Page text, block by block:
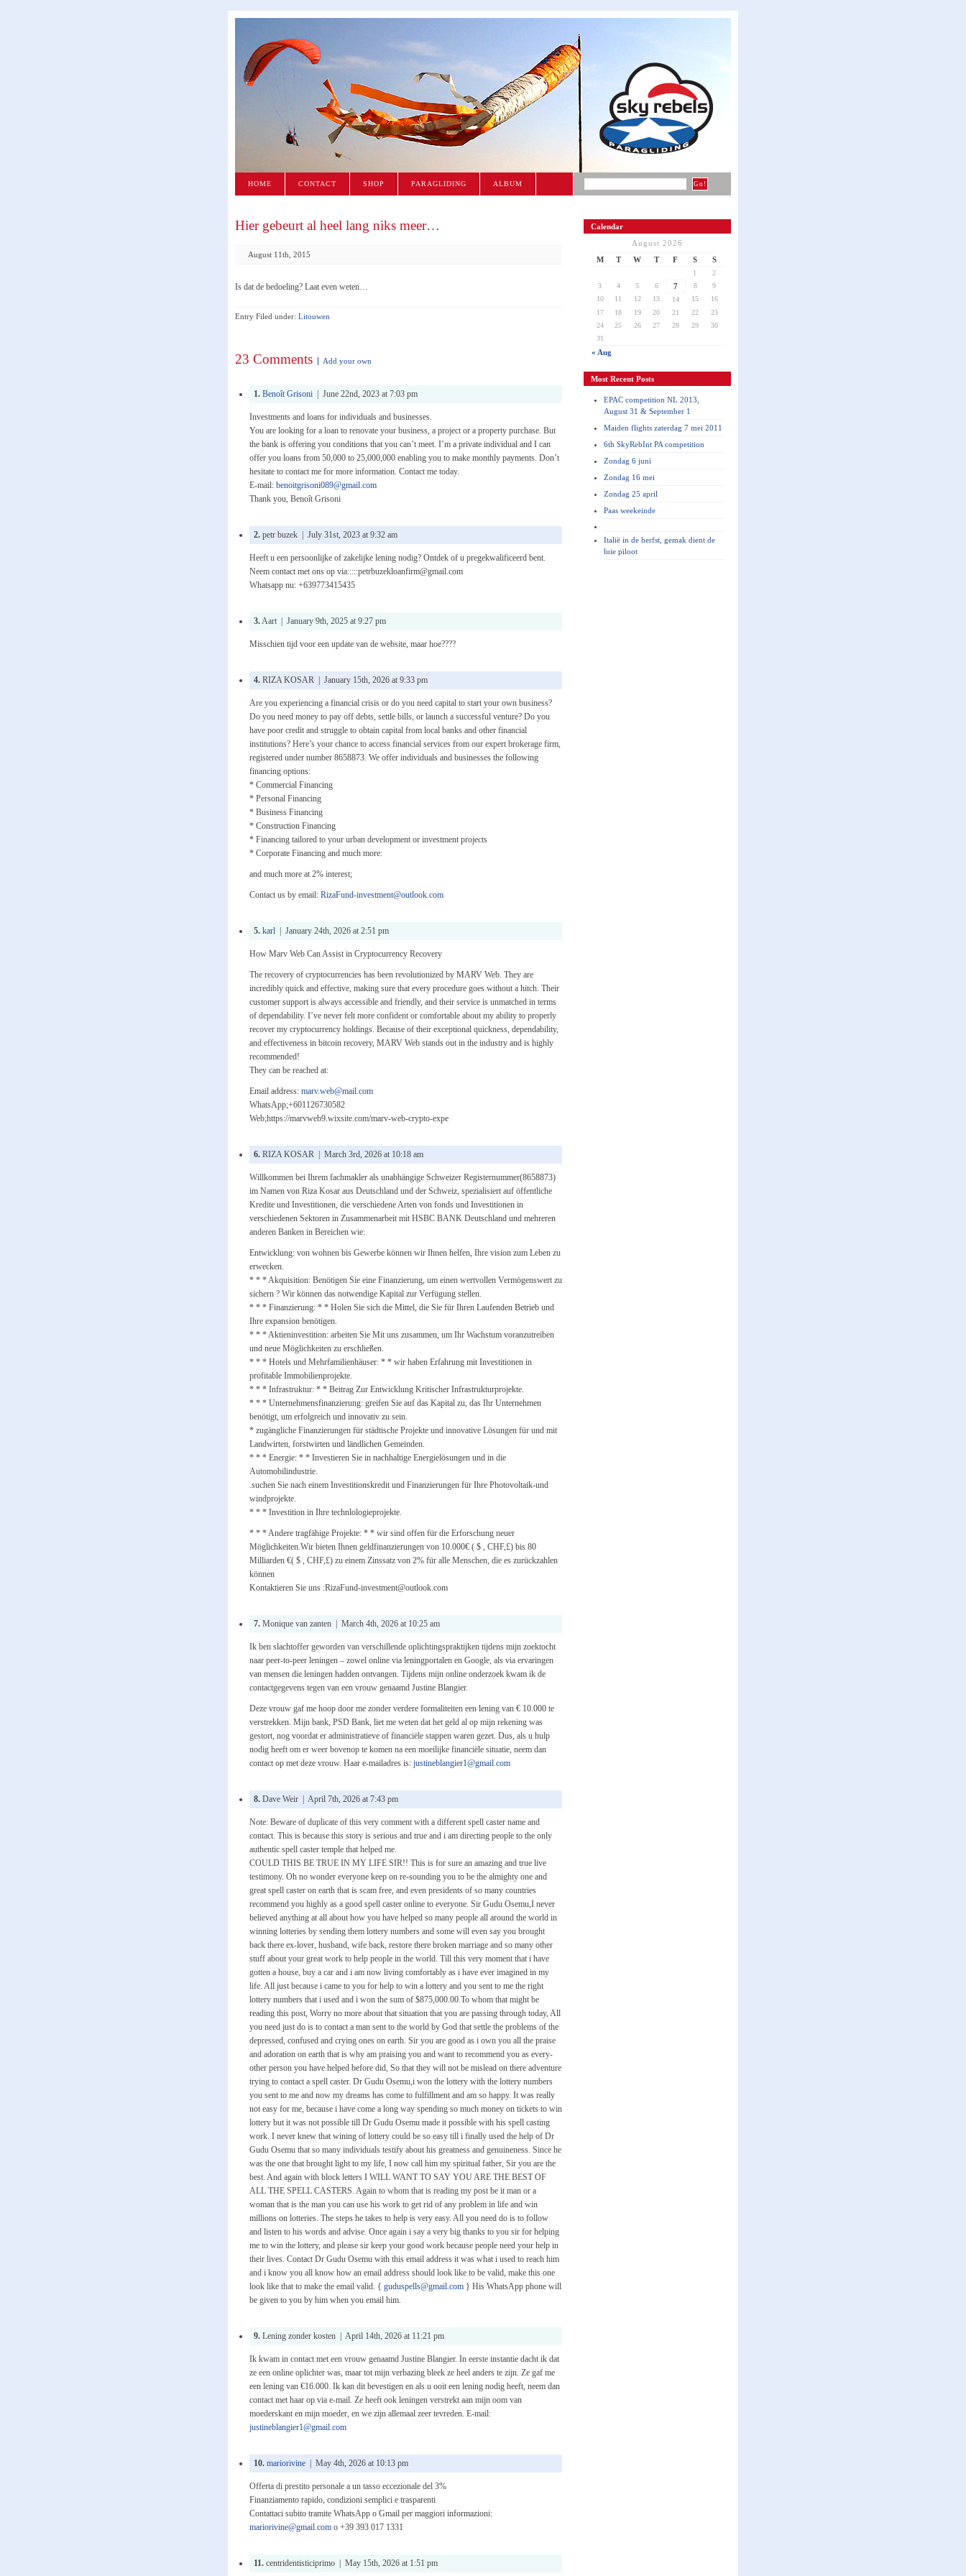
HOME CONTACT SHOP PARAGLIDING ALBUM
Hier gebeurt al heel lang niks meer…
August 11th, 2015
Is dat de bedoeling? Laat even weten…
Entry Filed under: Litouwen
23 Comments Add your own
1. Benoît Grisoni | June 22nd, 2023 at 7:03 pm
Investments and loans for individuals and businesses.
You are looking for a loan to renovate your business, a project or a property purchase. But
the bank is offering you conditions that you can’t meet. I’m a private individual and I can
offer you loans from 50,000 to 25,000,000 enabling you to make monthly payments. Don’t
hesitate to contact me for more information. Contact me today.
E-mail: benoitgrisoni089@gmail.com
Thank you, Benoît Grisoni
2. petr buzek | July 31st, 2023 at 9:32 am
Heeft u een persoonlijke of zakelijke lening nodig? Ontdek of u pregekwalificeerd bent.
Neem contact met ons op via:::::petrbuzekloanfirm@gmail.com
Whatsapp nu: +639773415435
3.Aart | January 9th, 2025 at 9:27 pm
Misschien tijd voor een update van de website, maar hoe????
4. RIZA KOSAR | January 15th, 2026 at 9:33 pm
Are you experiencing a financial crisis or do you need capital to start your own business?
Do you need money to pay off debts, settle bills, or launch a successful venture? Do you
have poor credit and struggle to obtain capital from local banks and other financial
institutions? Here’s your chance to access financial services from our expert brokerage firm,
registered under number 8658873. We offer individuals and businesses the following
financing options:
* Commercial Financing
* Personal Financing
* Business Financing
* Construction Financing
* Financing tailored to your urban development or investment projects
* Corporate Financing and much more:
and much more at 2% interest;
Contact us by email: RizaFund-investment@outlook.com
5. karl | January 24th, 2026 at 2:51 pm
How Marv Web Can Assist in Cryptocurrency Recovery
The recovery of cryptocurrencies has been revolutionized by MARV Web. They are
incredibly quick and effective, making sure that every procedure goes without a hitch. Their
customer support is always accessible and friendly, and their service is unmatched in terms
of dependability. I’ve never felt more confident or comfortable about my ability to properly
recover my cryptocurrency holdings. Because of their exceptional quickness, dependability,
and effectiveness in bitcoin recovery, MARV Web stands out in the industry and is highly
recommended!
They can be reached at:
Email address: marv.web@mail.com
WhatsApp;+601126730582
Web;https://marvweb9.wixsite.com/marv-web-crypto-expe
6. RIZA KOSAR | March 3rd, 2026 at 10:18 am
Willkommen bei Ihrem fachmakler als unabhängige Schweizer Registernummer(8658873)
im Namen von Riza Kosar aus Deutschland und der Schweiz, spezialisiert auf öffentliche
Kredite und Investitionen, die verschiedene Arten von fonds und Investitionen in
verschiedenen Sektoren in Zusammenarbeit mit HSBC BANK Deutschland und mehreren
anderen Banken in Bereichen wie:
Entwicklung: von wohnen bis Gewerbe können wir Ihnen helfen, Ihre vision zum Leben zu
erwecken.
* * * Akquisition: Benötigen Sie eine Finanzierung, um einen wertvollen Vermögenswert zu
sichern ? Wir können das notwendige Kapital zur Verfügung stellen.
* * * Finanzierung: * * Holen Sie sich die Mittel, die Sie für Ihren Laufenden Betrieb und
Ihre expansion benötigen.
* * * Aktieninvestition: arbeiten Sie Mit uns zusammen, um Ihr Wachstum voranzutreiben
und neue Möglichkeiten zu erschließen.
* * * Hotels und Mehrfamilienhäuser: * * wir haben Erfahrung mit Investitionen in
profitable Immobilienprojekte.
* * * Infrastruktur: * * Beitrag Zur Entwicklung Kritischer Infrastrukturprojekte.
* * * Unternehmensfinanzierung: greifen Sie auf das Kapital zu, das Ihr Unternehmen
benötigt, um erfolgreich und innovativ zu sein.
* zugängliche Finanzierungen für städtische Projekte und innovative Lösungen für und mit
Landwirten, forstwirten und ländlichen Gemeinden.
* * * Energie: * * Investieren Sie in nachhaltige Energielösungen und in die
Automobilindustrie.
.suchen Sie nach einem Investitionskredit und Finanzierungen für Ihre Photovoltaik-und
windprojekte.
* * * Investition in Ihre technlologieprojekte.
* * * Andere tragfähige Projekte: * * wir sind offen für die Erforschung neuer
Möglichkeiten.Wir bieten Ihnen geldfinanzierungen von 10.000€ ( $ , CHF,£) bis 80
Milliarden €( $ , CHF,£) zu einem Zinssatz von 2% für alle Menschen, die es zurückzahlen
können
Kontaktieren Sie uns :RizaFund-investment@outlook.com
7. Monique van zanten | March 4th, 2026 at 10:25 am
Ik ben slachtoffer geworden van verschillende oplichtingspraktijken tijdens mijn zoektocht
naar peer-to-peer leningen – zowel online via leningportalen en Google, als via ervaringen
van mensen die leningen hadden ontvangen. Tijdens mijn online onderzoek kwam ik de
contactgegevens tegen van een vrouw genaamd Justine Blangier.
Deze vrouw gaf me hoop door me zonder verdere formaliteiten een lening van € 10.000 te
verstrekken. Mijn bank, PSD Bank, liet me weten dat het geld al op mijn rekening was
gestort, nog voordat er administratieve of financiële stappen waren gezet. Dus, als u hulp
nodig heeft om er weer bovenop te komen na een moeilijke financiële situatie, neem dan
contact op met deze vrouw. Haar e-mailadres is: justineblangier1@gmail.com
8. Dave Weir | April 7th, 2026 at 7:43 pm
Note: Beware of duplicate of this very comment with a different spell caster name and
contact. This is because this story is serious and true and i am directing people to the only
authentic spell caster temple that helped me.
COULD THIS BE TRUE IN MY LIFE SIR!! This is for sure an amazing and true live
testimony. Oh no wonder everyone keep on re-sounding you to be the almighty one and
great spell caster on earth that is scam free, and even presidents of so many countries
recommend you highly as a good spell caster online to everyone. Sir Gudu Osemu,I never
believed anything at all about how you have helped so many people all around the world in
winning lotteries by sending them lottery numbers and some will even say you brought
back there ex-lover, husband, wife back, restore there broken marriage and so many other
stuff about your great work to help people in the world. Till this very moment that i have
gotten a house, buy a car and i am now living comfortably as i have ever imagined in my
life. All just because i came to you for help to win a lottery and you sent to me the right
lottery numbers that i used and i won the sum of $875,000.00.To whom that might be
reading this post, Worry no more about that situation that you are passing through today, All
you need just do is to contact a man sent to the world by God that settle the problems of the
depressed, confused and crying ones on earth. Sir you are good as i own you all the praise
and adoration on earth that is why am praising you and want to recommend you as every-
other person you have helped before did, So that they will not be mislead on there adventure
trying to contact a spell caster. Dr Gudu Osemu,i won the lottery with the lottery numbers
you sent to me and now my dreams has come to fulfillment and am so happy. It was really
not easy for me, because i have come a long way spending so much money on tickets to win
lottery but it was not possible till Dr Gudu Osemu made it possible with his spell casting
work. I never knew that wining of lottery could be so easy till i finally used the help of Dr
Gudu Osemu that so many individuals testify about his greatness and genuineness. Since he
was the one that brought light to my life, I now call him my spiritual father, Sir you are the
best. And again with block letters I WILL WANT TO SAY YOU ARE THE BEST OF
ALL THE SPELL CASTERS. Again to whom that is reading my post be it man or a
woman that is the man you can use his work to get rid of any problem in life and win
millions on lotteries. The steps he takes to help is very easy. All you need do is to follow
and listen to his words and advise. Once again i say a very big thanks to you sir for helping
me to win the lottery, and please sir keep your good work because people need your help in
their lives. Contact Dr Gudu Osemu with this email address it was what i used to reach him
and i know you all know how an email address should look like to be valid, make this one
look like that to make the email valid. { guduspells@gmail.com } His WhatsApp phone will
be given to you by him when you email him.
9. Lening zonder kosten | April 14th, 2026 at 11:21 pm
Ik kwam in contact met een vrouw genaamd Justine Blangier. In eerste instantie dacht ik dat
ze een online oplichter was, maar tot mijn verbazing bleek ze heel anders te zijn. Ze gaf me
een lening van €16.000. Ik kan dit bevestigen en als u ooit een lening nodig heeft, neem dan
contact met haar op via e-mail. Ze heeft ook leningen verstrekt aan mijn oom van
moederskant en mijn moeder, en we zijn allemaal zeer tevreden. E-mail:
justineblangier1@gmail.com
10. mariorivine | May 4th, 2026 at 10:13 pm
Offerta di prestito personale a un tasso eccezionale del 3%
Finanziamento rapido, condizioni semplici e trasparenti
Contattaci subito tramite WhatsApp o Gmail per maggiori informazioni:
mariorivine@gmail.com o +39 393 017 1331
11. centridentisticiprimo | May 15th, 2026 at 1:51 pm
Calendar
August 2026
M
T W T F S S
« Aug
1
2
3
4 5 6 7 8
9
10
11 12 13 14 15
16
17
18 19 20 21 22
23
24
25 26 27 28 29
30
31
Most Recent Posts
EPAC competition NL 2013,
August 31 & September 1
Maiden flights zaterdag 7 mei 2011
6th SkyRebInt PA competition
Zondag 6 juni
Zondag 16 mei
Zondag 25 april
Paas weekeinde
Italië in de herfst, gemak dient de
luie piloot